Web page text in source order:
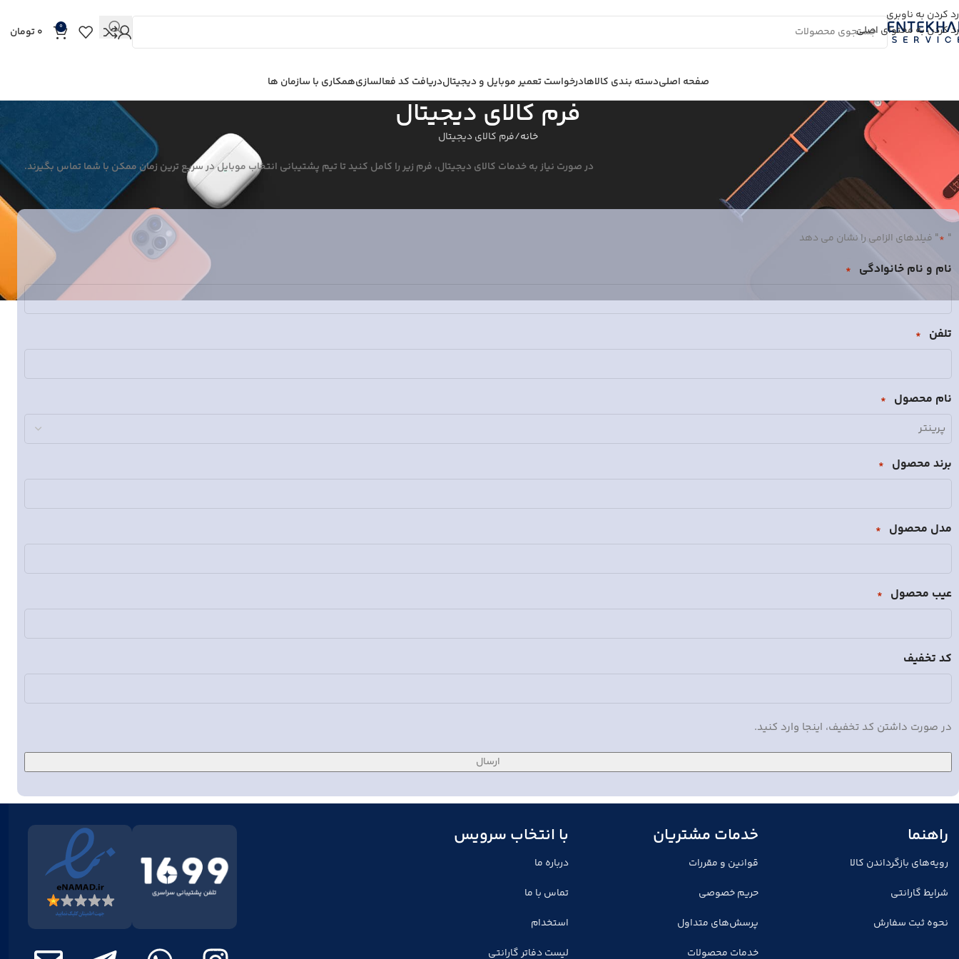
رد کردن به ناوبری
رد کردن به محتوای اصلی
0
0تومان
صفحه اصلیدسته بندی کالاهادرخواست تعمیر موبایل و دیجیتالدریافت کد فعالسازیهمکاری با سازمان ها
فرم کالای دیجیتال
خانه فرم کالای دیجیتال
در صورت نیاز به خدمات کالای دیجیتال، فرم زیر را کامل کنید تا تیم پشتیبانی انتخاب موبایل در سریع ترین زمان ممکن با شما تماس بگیرند.
"
*" فیلدهای الزامی را نشان می دهد
نام و نام خانوادگی *
تلفن *
نام محصول *
برند محصول *
مدل محصول *
عیب محصول *
کد تخفیف
در صورت داشتن کد تخفیف، اینجا وارد کنید.
راهنما
رویه‌های بازگرداندن کالا
شرایط گارانتی
نحوه ثبت سفارش
خدمات مشتریان
قوانین و مقررات
حریم خصوصی
پرسش‌های متداول
خدمات محصولات
با انتخاب سرویس
درباره ما
تماس با ما
استخدام
لیست دفاتر گارانتی